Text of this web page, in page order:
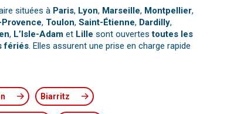
situées à Paris, Lyon, Marseille, Montpellier,
, Toulon, Saint-Étienne, Dardilly,
, L’Isle-Adam et Lille sont ouvertestoutes les
fériés. Elles assurent une prise en charge rapide
Biarritz